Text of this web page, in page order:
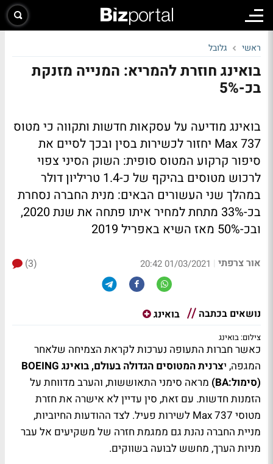
ראשי גלובל
בואינג חוזרת להמריא: המנייה מזנקת
בכ-5%
בואינג מודיעה על עסקאות חדשות ותקווה כי מטוס
737 Max יחזור לכשירות בסין ובכך לסיים את
סיפור קרקוע המטוס סופית: השוק הסיני צפוי
לרכוש מטוסים בהיקף של כ-1.4 טריליון דולר
במהלך שני העשורים הבאים: מנית החברה נסחרת
בכ-33% מתחת למחיר איתו פתחה את שנת 2020,
ובכ-50% מאז השיא באפריל 2019
אור צרפתי |
01/03/2021 20:42
(3)
נושאים בכתבה בואינג
צילום: בואינג
כאשר חברות התעופה נערכות לקראת הצמיחה שלאחר
המגפה, י
צרנית המטוסים הגדולה בעולם, בואינג BOEING
(סימול:BA)
מראה סימני התאוששות, והערב מדווחת על
הזמנות חדשות. עם זאת, סין עדיין לא אישרה את חזרת
מטוסי Max 737 לשירות פעיל. לצד ההודעות החיוביות,
מניית החברה נהנת גם ממגמת חזרה של משקיעים אל עבר
מניות הערך, מחשש לבועה בשווקים.